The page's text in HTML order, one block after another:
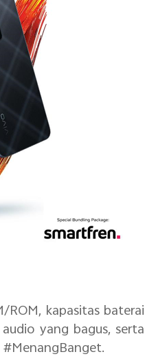
ROM, kapasitas baterai
yang bagus, serta